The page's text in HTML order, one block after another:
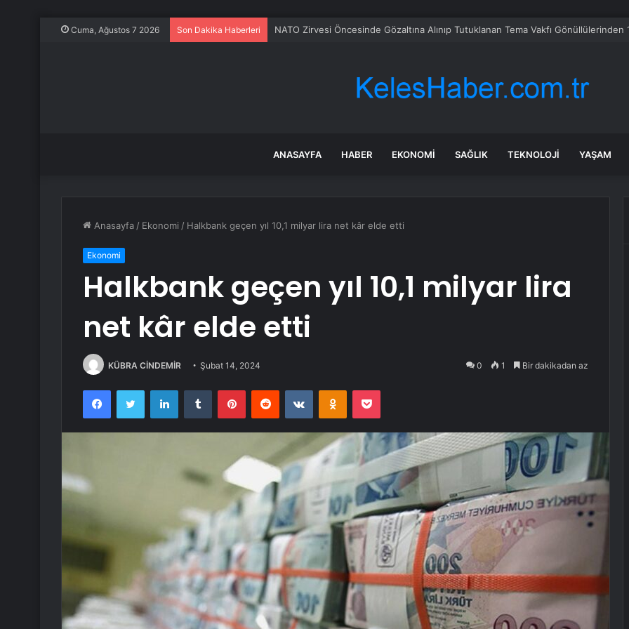
Cuma, Ağustos 7 2026 Son Dakika Haberleri Erfelek’e Yeni Okul Müjdesi
ANASAYFA HABER EKONOMI SAĞLIK TEKNOLOJI YAŞAM
Anasayfa / Ekonomi / Halkbank geçen yıl 10,1 milyar lira net kâr elde etti
Ekonomi
Halkbank geçen yıl 10,1 milyar lira
net kâr elde etti
KÜBRA CİNDEMİR Şubat 14, 2024 0 1 Bir dakikadan az
FacebookTwitter LinkedInTumblr PinterestReddit VKontakteOdnoklassniki
Pocket